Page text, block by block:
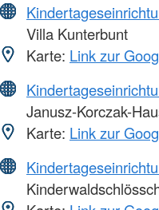
Villa Kunterbunt
Karte: Link zur
Janusz-Korczak-
Karte: Link zur